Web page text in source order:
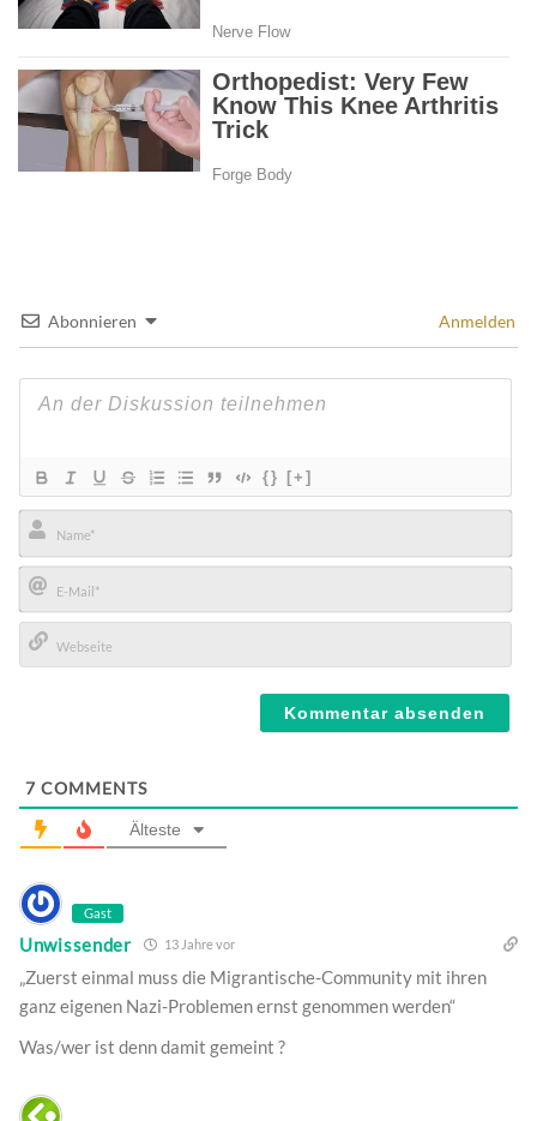
Abonnieren Anmelden
{} [+]
Name*
E-
Mail*
7 COMMENTS
Älteste
Gast
Unwissender 13 Jahre vor
„Zuerst einmal muss die Migrantische-Community mit ihren
ganz eigenen Nazi-Problemen ernst genommen werden“
Was/wer ist denn damit gemeint ?